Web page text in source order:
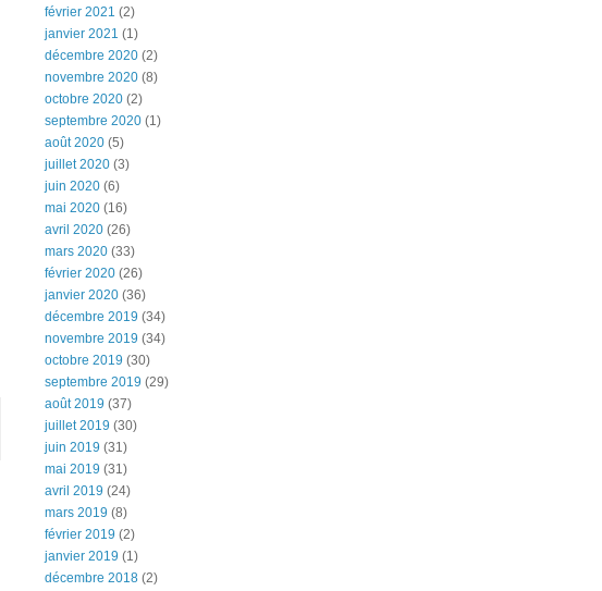
février 2021 (2)
janvier 2021 (1)
décembre 2020 (2)
novembre 2020 (8)
octobre 2020 (2)
septembre 2020 (1)
août 2020 (5)
juillet 2020 (3)
juin 2020 (6)
mai 2020 (16)
avril 2020 (26)
mars 2020 (33)
février 2020 (26)
janvier 2020 (36)
décembre 2019 (34)
novembre 2019 (34)
octobre 2019 (30)
septembre 2019 (29)
août 2019 (37)
juillet 2019 (30)
juin 2019 (31)
mai 2019 (31)
avril 2019 (24)
mars 2019 (8)
février 2019 (2)
janvier 2019 (1)
décembre 2018 (2)